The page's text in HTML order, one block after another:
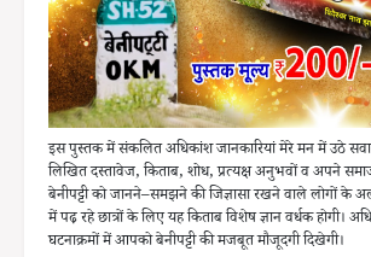
इस पुस्तक में संकलित अधिकांश जानकारियां मेरे मन में उठे
लिखित दस्तावेज, किताब, शोध, प्रत्यक्ष अनुभवों व अपने
बेनीपट्टी को जानने–समझने की जिज्ञासा रखने वाले लोगों के
में पढ़ रहे छात्रों के लिए यह किताब विशेष ज्ञान वर्धक होगी।
घटनाक्रमों में आपको बेनीपट्टी की मजबूत मौजूदगी दिखेगी।